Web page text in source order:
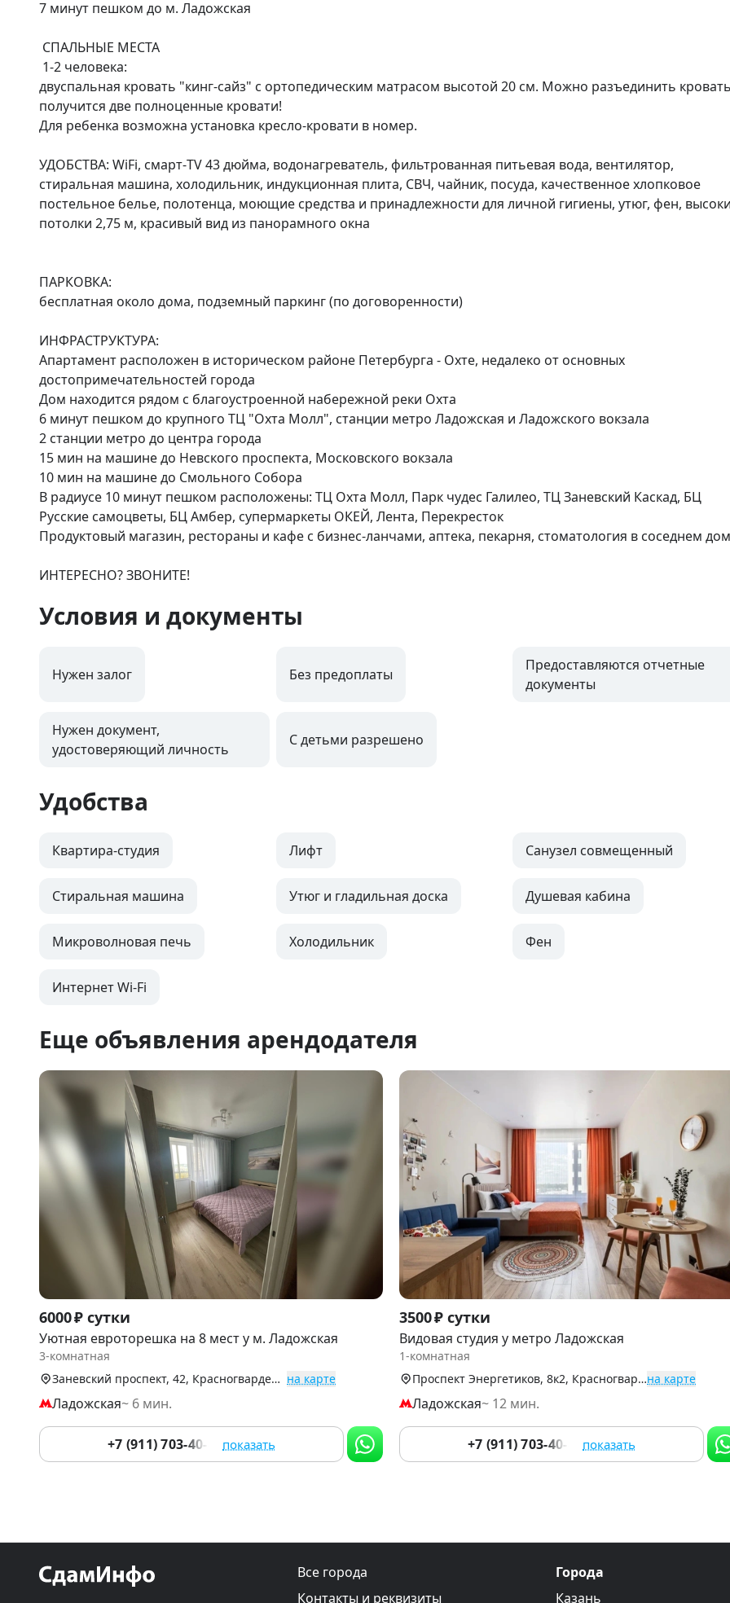
7 минут пешком до м. Ладожская
двуспальная кровать "кинг-сайз" с ортопедическим матрасом высотой 20 см. Можно разъединить
получится две полноценные кровати!
Для ребенка возможна установка кресло-кровати в номер.
УДОБСТВА: WiFi, смарт-TV 43 дюйма, водонагреватель, фильтрованная питьевая вода, вентилятор,
стиральная машина, холодильник, индукционная плита, СВЧ, чайник, посуда, качественное хлопковое
постельное белье, полотенца, моющие средства и принадлежности для личной гигиены, утюг, фен,
потолки 2,75 м, красивый вид из панорамного окна
ПАРКОВКА:
бесплатная около дома, подземный паркинг (по договоренности)
ИНФРАСТРУКТУРА:
Апартамент расположен в историческом районе Петербурга - Охте, недалеко от основных
достопримечательностей города
Дом находится рядом с благоустроенной набережной реки Охта
6 минут пешком до крупного ТЦ "Охта Молл", станции метро Ладожская и Ладожского вокзала
2 станции метро до центра города
15 мин на машине до Невского проспекта, Московского вокзала
10 мин на машине до Смольного Собора
В радиусе 10 минут пешком расположены: ТЦ Охта Молл, Парк чудес Галилео, ТЦ Заневский Каскад, БЦ
Русские самоцветы, БЦ Амбер, супермаркеты ОКЕЙ, Лента, Перекресток
Продуктовый магазин, рестораны и кафе с бизнес-ланчами, аптека, пекарня, стоматология в соседнем
ИНТЕРЕСНО? ЗВОНИТЕ!
Условия и документы
Нужен залог Без предоплаты
Предоставляются отчетные
документы
Нужен документ,
удостоверяющий личность
С детьми разрешено
Удобства
Квартира-студия Лифт Санузел совмещенный
Стиральная машина Утюг и гладильная доска Душевая кабина
Микроволновая печь Холодильник Фен
Интернет Wi-Fi
Еще объявления арендодателя
Item
1
of
6000 ₽ сутки
Уютная евроторешка на 8 мест у м. Ладожская
3-комнатная
Заневский проспект, 42, Красногвардейский р-н на карте
Ладожская~ 6 мин.
+7 (911) 703-40-88 показать
Item
1
of
3500 ₽ сутки
Видовая студия у метро Ладожская
1-комнатная
Проспект Энергетиков, 8к2, Красногвардейский р-нна карте
Ладожская~ 12 мин.
+7 (911) 703-40-88 показать
Все города
Контакты и реквизиты
Города
Казань